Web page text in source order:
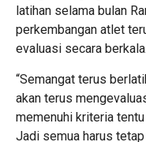
latihan selama bulan
perkembangan atlet
evaluasi secara berkala.
“Semangat terus
akan terus
memenuhi kriteria
Jadi semua harus